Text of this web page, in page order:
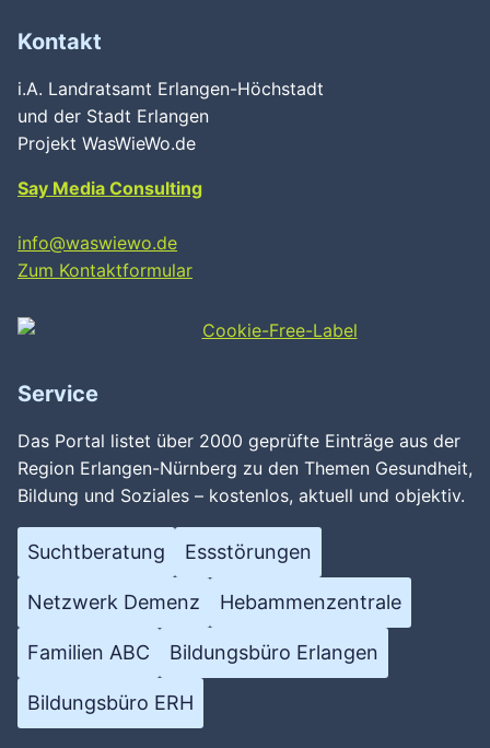
Kontakt
i.A. Landratsamt Erlangen-Höchstadt
und der Stadt Erlangen
Projekt WasWieWo.de
Say Media Consulting
info@waswiewo.de
Zum Kontaktformular
Service
Das Portal listet über 2000 geprüfte Einträge aus der
Region Erlangen-Nürnberg zu den Themen Gesundheit,
Bildung und Soziales – kostenlos, aktuell und objektiv.
Suchtberatung Essstörungen
Netzwerk Demenz Hebammenzentrale
Familien ABC Bildungsbüro Erlangen
Bildungsbüro ERH